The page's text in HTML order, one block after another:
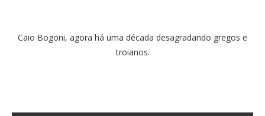
Caio Bogoni, agora há uma década desagradando gregos e
troianos.